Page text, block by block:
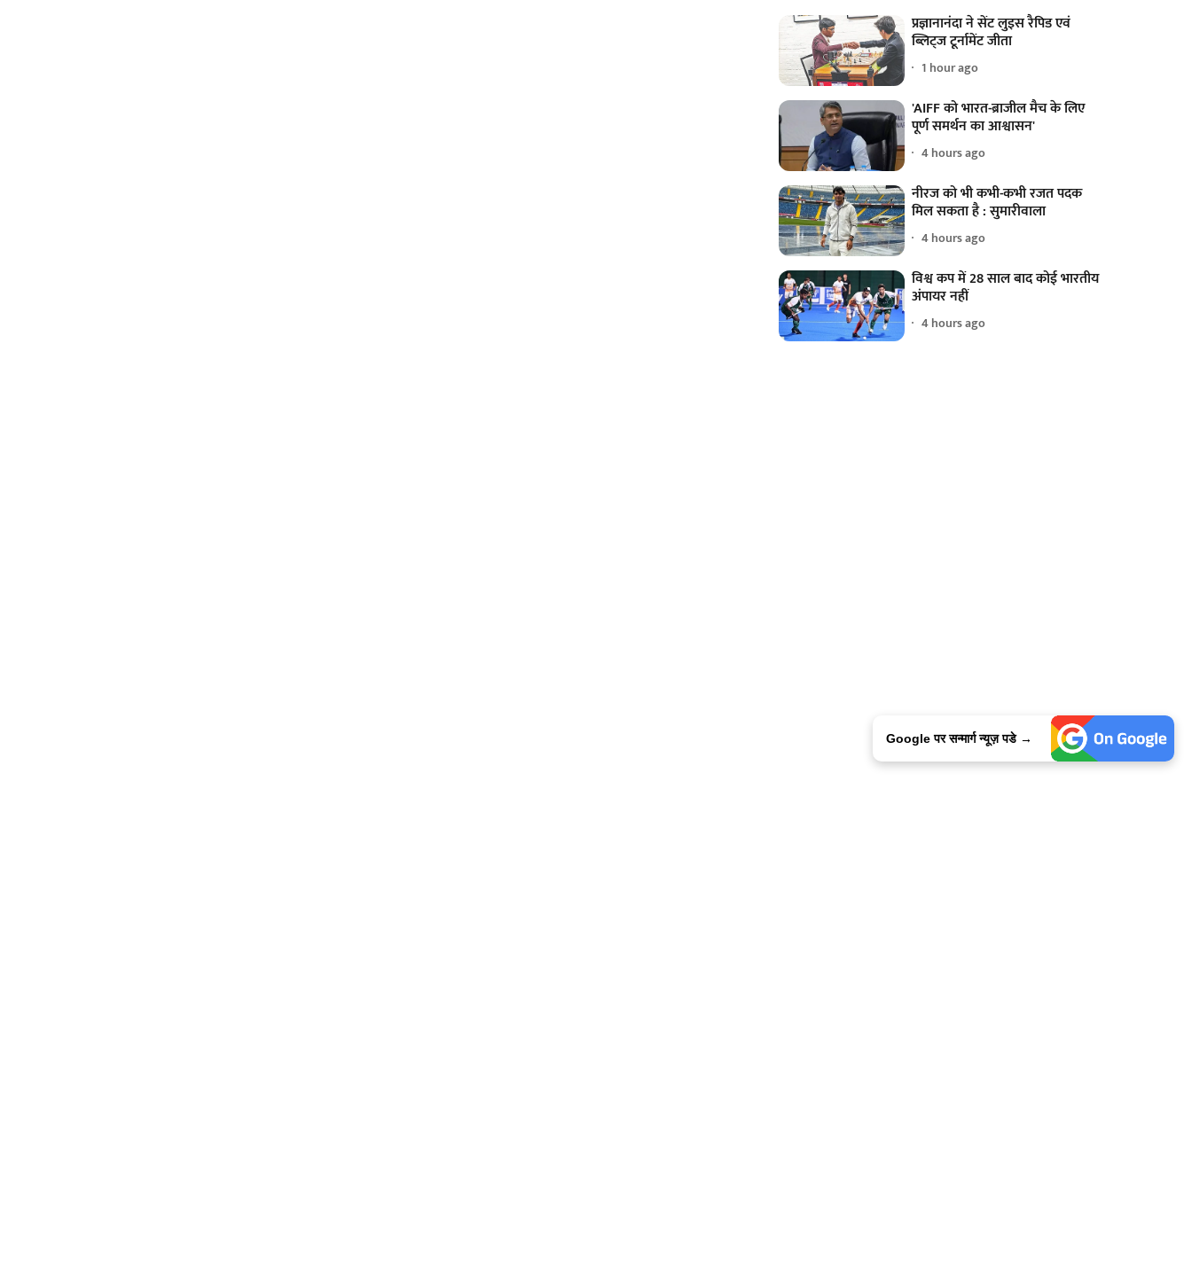
प्रज्ञानानंदा ने सेंट लुइस रैपिड एवं
ब्लिट्ज टूर्नामेंट जीता
1 hour ago
'AIFF को भारत-ब्राजील मैच के लिए
पूर्ण समर्थन का आश्वासन'
4 hours ago
नीरज को भी कभी-कभी रजत पदक
मिल सकता है : सुमारीवाला
4 hours ago
विश्व कप में 28 साल बाद कोई भारतीय
अंपायर नहीं
4 hours ago
Google पर सन्मार्ग न्यूज़ पडे →